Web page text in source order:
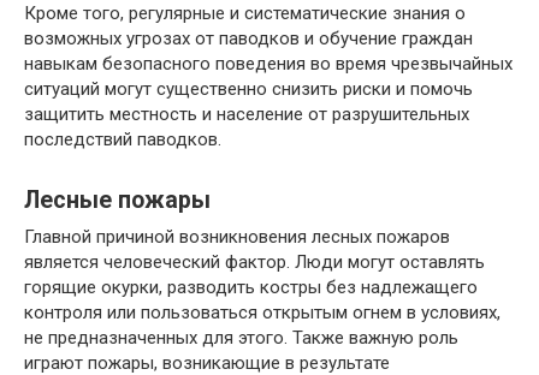
Кроме того, регулярные и систематические знания о
возможных угрозах от паводков и обучение граждан
навыкам безопасного поведения во время чрезвычайных
ситуаций могут существенно снизить риски и помочь
защитить местность и население от разрушительных
последствий паводков.
Лесные пожары
Главной причиной возникновения лесных пожаров
является человеческий фактор. Люди могут оставлять
горящие окурки, разводить костры без надлежащего
контроля или пользоваться открытым огнем в условиях,
не предназначенных для этого. Также важную роль
играют пожары, возникающие в результате